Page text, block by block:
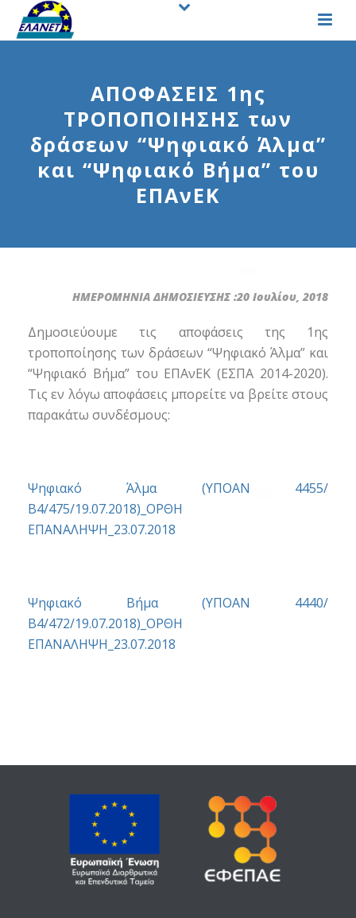
ΑΠΟΦΑΣΕΙΣ 1ης
ΤΡΟΠΟΠΟΙΗΣΗΣ των
δράσεων “Ψηφιακό Άλμα”
και “Ψηφιακό Βήμα” του
ΕΠΑνΕΚ
ΗΜΕΡΟΜΗΝΙΑ ΔΗΜΟΣΙΕΥΣΗΣ :20 Ιουλίου, 2018
Δημοσιεύουμε τις αποφάσεις της 1ης
τροποποίησης των δράσεων “Ψηφιακό Άλμα” και
“Ψηφιακό Βήμα” του ΕΠΑνΕΚ (ΕΣΠΑ 2014-2020).
Τις εν λόγω αποφάσεις μπορείτε να βρείτε στους
παρακάτω συνδέσμους:
Ψηφιακό Άλμα (ΥΠΟΑΝ 4455/
Β4/475/19.07.2018)_ΟΡΘΗ
ΕΠΑΝΑΛΗΨΗ_23.07.2018
Ψηφιακό Βήμα (ΥΠΟΑΝ 4440/
Β4/472/19.07.2018)_ΟΡΘΗ
ΕΠΑΝΑΛΗΨΗ_23.07.2018